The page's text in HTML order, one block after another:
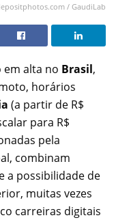
/ GaudiLab
em alta no Brasil,
horários
(a partir de R$
para R$
pela
combinam
a possibilidade de
muitas vezes
carreiras digitais